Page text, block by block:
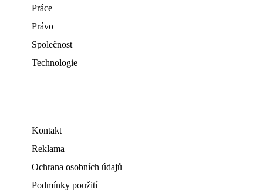
Práce
Právo
Společnost
Technologie
Kontakt
Reklama
Ochrana osobních údajů
Podmínky použití